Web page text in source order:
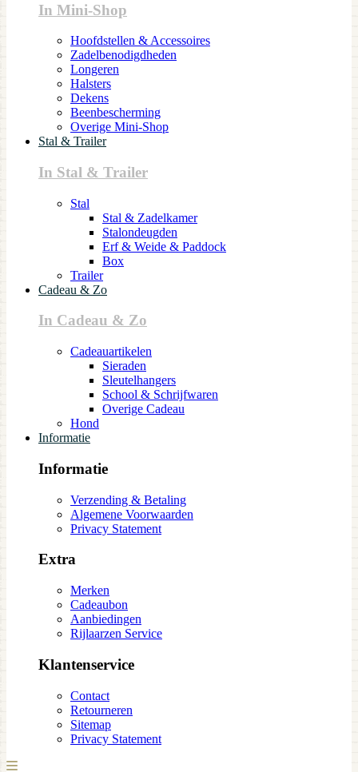
In Mini-Shop
Hoofdstellen & Accessoires
Zadelbenodigdheden
Longeren
Halsters
Dekens
Beenbescherming
Overige Mini-Shop
Stal & Trailer
In Stal & Trailer
Stal
Stal & Zadelkamer
Stalondeugden
Erf & Weide & Paddock
Box
Trailer
Cadeau & Zo
In Cadeau & Zo
Cadeauartikelen
Sieraden
Sleutelhangers
School & Schrijfwaren
Overige Cadeau
Hond
Informatie
Informatie
Verzending & Betaling
Algemene Voorwaarden
Privacy Statement
Extra
Merken
Cadeaubon
Aanbiedingen
Rijlaarzen Service
Klantenservice
Contact
Retourneren
Sitemap
Privacy Statement